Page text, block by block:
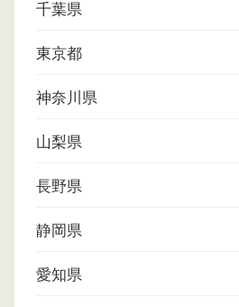
千葉県
東京都
神奈川県
山梨県
長野県
静岡県
愛知県